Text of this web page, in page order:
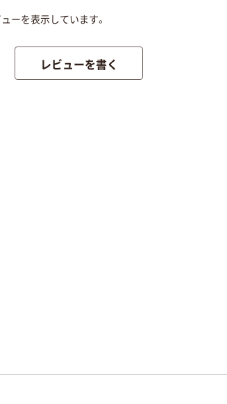
ーを表示しています。
レビューを書く